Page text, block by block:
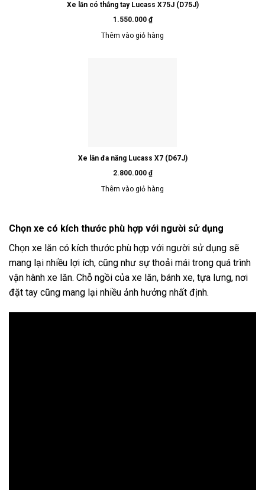
Xe lăn có thắng tay Lucass X75J (D75J)
1.550.000 ₫
Thêm vào giỏ hàng
Xe lăn đa năng Lucass X7 (D67J)
2.800.000 ₫
Thêm vào giỏ hàng
Chọn xe có kích thước phù hợp với người sử dụng
Chọn xe lăn có kích thước phù hợp với người sử dụng sẽ
mang lại nhiều lợi ích, cũng như sự thoải mái trong quá trình
vận hành xe lăn. Chỗ ngồi của xe lăn, bánh xe, tựa lưng, nơi
đặt tay cũng mang lại nhiều ảnh hưởng nhất định.